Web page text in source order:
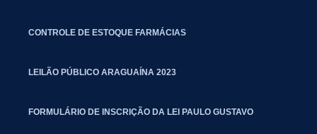
CONTROLE DE ESTOQUE FARMÁCIAS
LEILÃO PÚBLICO ARAGUAÍNA 2023
FORMULÁRIO DE INSCRIÇÃO DA LEI PAULO GUSTAVO